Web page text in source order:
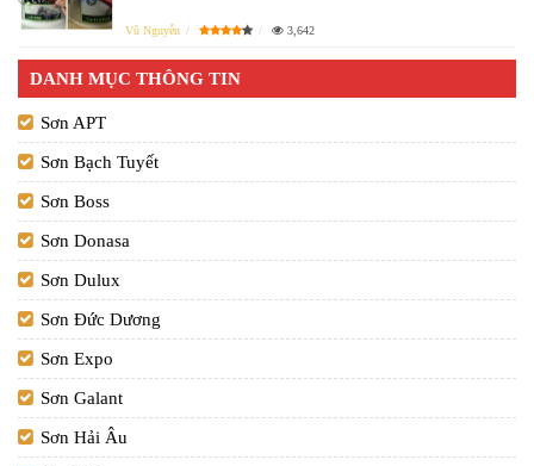
Vũ Nguyễn 3,642
DANH MỤC THÔNG TIN
Sơn APT
Sơn Bạch Tuyết
Sơn Boss
Sơn Donasa
Sơn Dulux
Sơn Đức Dương
Sơn Expo
Sơn Galant
Sơn Hải Âu